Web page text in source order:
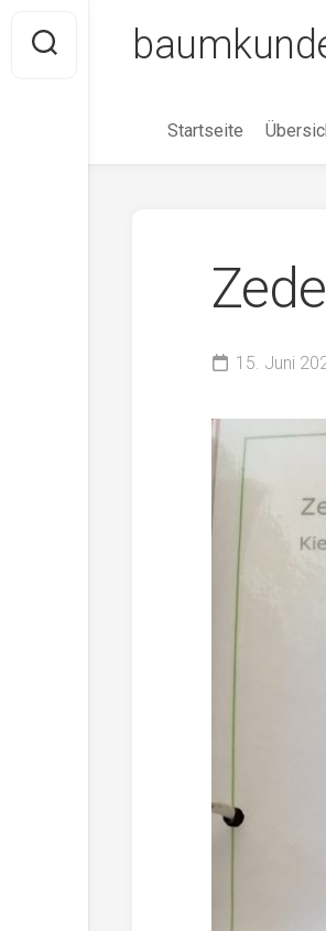
content
Startseite
15. Juni